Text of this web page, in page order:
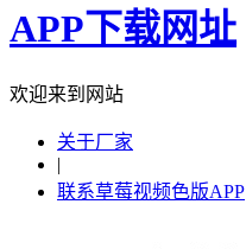
APP下载网址
欢迎来到网站
关于厂家
|
联系草莓视频色版APP